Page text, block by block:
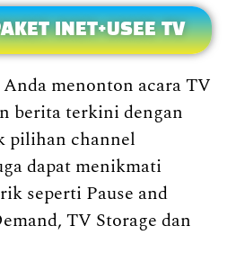
INET+USEE TV
menonton acara TV
berita terkini dengan
pilihan channel
dapat menikmati
seperti Pause and
TV Storage dan